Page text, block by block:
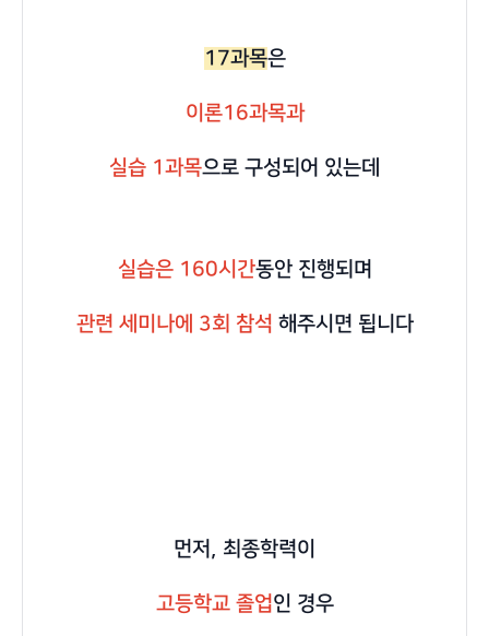
17과목은
이론16과목과
실습 1과목으로 구성되어 있는데
실습은 160시간동안 진행되며
관련 세미나에 3회 참석 해주시면 됩니다
먼저, 최종학력이
고등학교 졸업인 경우